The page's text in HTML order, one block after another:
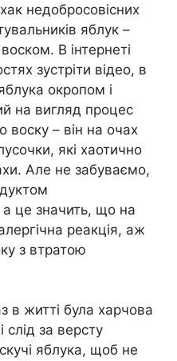
недобросовісних
яблук –
В інтернеті
зустріти відео, в
окропом і
на вигляд процес
воску – він на очах
які хаотично
Але не забуваємо,
а це значить, що на
реакція, аж
з втратою
в житті була харчова
слід за версту
яблука, щоб не